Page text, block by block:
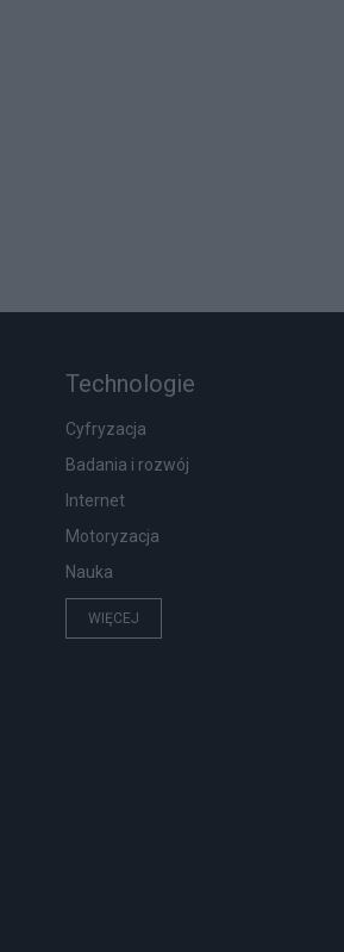
Technologie
Cyfryzacja
Badania i rozwój
Internet
Motoryzacja
Nauka
WIĘCEJ